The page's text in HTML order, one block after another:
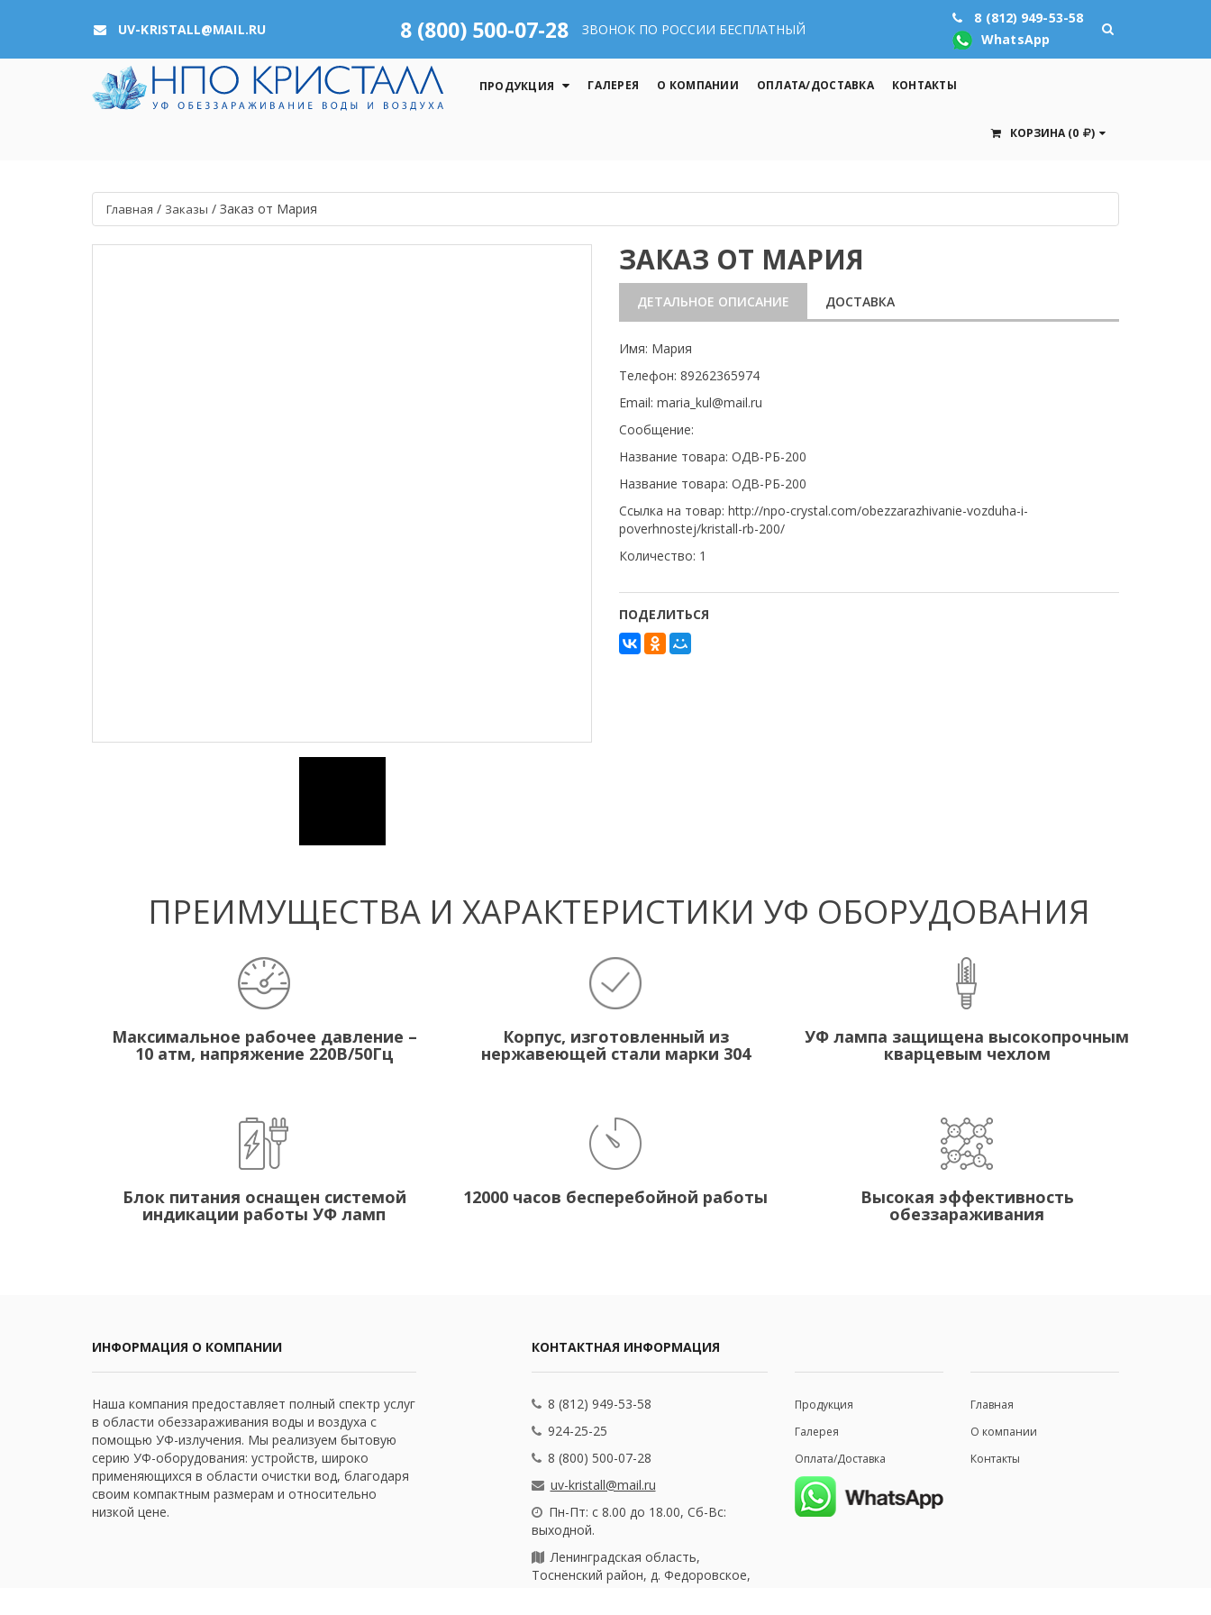
UV-KRISTALL@MAIL.RU 8 (800) 500-07-28 ЗВОНОК ПО РОССИИ БЕСПЛАТНЫЙ
8 (812) 949-53-58
WhatsApp
ПРОДУКЦИЯ ГАЛЕРЕЯ О КОМПАНИИ ОПЛАТА/ДОСТАВКА КОНТАКТЫ
КОРЗИНА (0 )
Главная / Заказы / Заказ от Мария
ЗАКАЗ ОТ МАРИЯ
ДЕТАЛЬНОЕ ОПИСАНИЕ ДОСТАВКА
Имя: Мария
Телефон: 89262365974
Email: maria_kul@mail.ru
Сообщение:
Название товара: ОДВ-РБ-200
Название товара: ОДВ-РБ-200
Ссылка на товар: http://npo-crystal.com/obezzarazhivanie-vozduha-i-
poverhnostej/kristall-rb-200/
Количество: 1
ПОДЕЛИТЬСЯ
ПРЕИМУЩЕСТВА И ХАРАКТЕРИСТИКИ УФ ОБОРУДОВАНИЯ
Максимальное рабочее давление –
10 атм, напряжение 220В/50Гц
Корпус, изготовленный из
нержавеющей стали марки 304
УФ лампа защищена высокопрочным
кварцевым чехлом
Блок питания оснащен системой
индикации работы УФ ламп
12000 часов бесперебойной работы Высокая эффективность
обеззараживания
ИНФОРМАЦИЯ О КОМПАНИИ
Наша компания предоставляет полный спектр услуг
в области обеззараживания воды и воздуха с
помощью УФ-излучения. Мы реализуем бытовую
серию УФ-оборудования: устройств, широко
применяющихся в области очистки вод, благодаря
своим компактным размерам и относительно
низкой цене.
КОНТАКТНАЯ ИНФОРМАЦИЯ
8 (812) 949-53-58
924-25-25
8 (800) 500-07-28
uv-kristall@mail.ru
Пн-Пт: с 8.00 до 18.00, Сб-Вс:
выходной.
Ленинградская область,
Тосненский район, д. Федоровское,
Продукция
Галерея
Оплата/Доставка
Главная
О компании
Контакты